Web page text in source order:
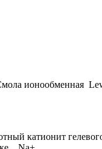
ионообменная
катионит